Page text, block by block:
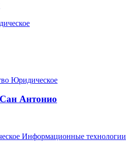
Юридическое
Антонио
Информационные технологии